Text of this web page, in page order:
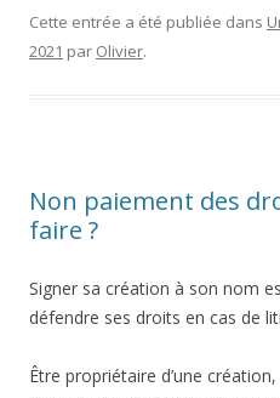
Cette entrée a été publiée dans
2021 par Olivier.
Non paiement des
faire ?
Signer sa création à son nom
défendre ses droits en cas de
Être propriétaire d’une